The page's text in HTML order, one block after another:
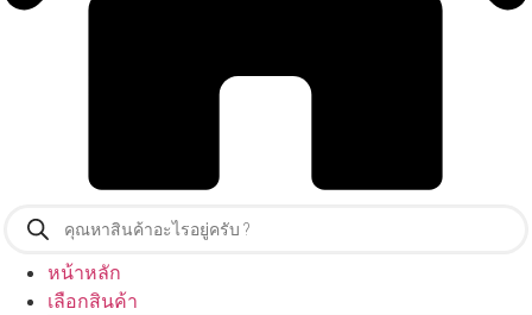
Products
search
หน้าหลัก
เลือกสินค้า